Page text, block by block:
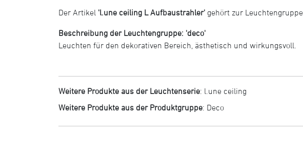
Der Artikel 'l.une ceiling L Aufbaustrahler' gehört zur Leuchtengruppe
Beschreibung der Leuchtengruppe: 'deco'
Leuchten für den dekorativen Bereich, ästhetisch und wirkungsvoll.
Weitere Produkte aus der Leuchtenserie: l.une ceiling
Weitere Produkte aus der Produktgruppe: Deco